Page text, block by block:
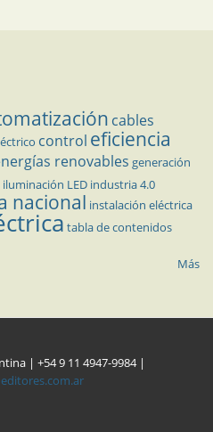
cables
control eficiencia
renovables generación
iluminación LED industria 4.0
nacional instalación eléctrica
tabla de contenidos
Más
| +54 9 11 4947-9984 |